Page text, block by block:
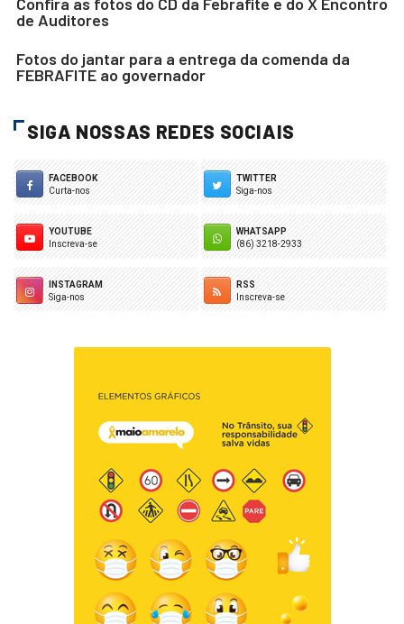
de Auditores
Fotos do jantar para a entrega da comenda da
FEBRAFITE ao governador
SIGA NOSSAS REDES SOCIAIS
FACEBOOK
Curta-nos
TWITTER
Siga-nos
YOUTUBE
Inscreva-se
WHATSAPP
(86) 3218-2933
INSTAGRAM
Siga-nos
RSS
Inscreva-se